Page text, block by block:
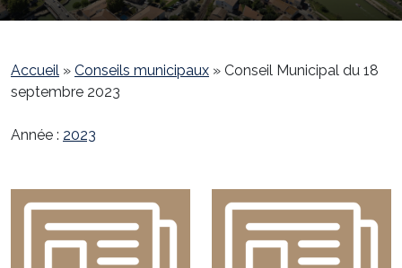
Accueil » Conseils municipaux » Conseil Municipal du 18
septembre 2023
Année : 2023